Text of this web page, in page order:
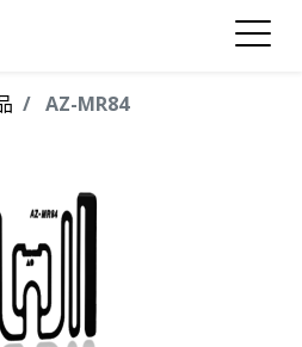
AZ-MR84